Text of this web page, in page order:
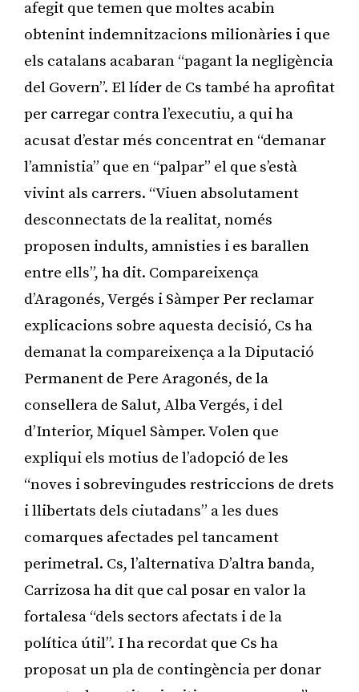
afegit que temen que moltes acabin
obtenint indemnitzacions milionàries i que
els catalans acabaran “pagant la negligència
del Govern”. El líder de Cs també ha aprofitat
per carregar contra l’executiu, a qui ha
acusat d’estar més concentrat en “demanar
l’amnistia” que en “palpar” el que s’està
vivint als carrers. “Viuen absolutament
desconnectats de la realitat, només
proposen indults, amnisties i es barallen
entre ells”, ha dit. Compareixença
d’Aragonés, Vergés i Sàmper Per reclamar
explicacions sobre aquesta decisió, Cs ha
demanat la compareixença a la Diputació
Permanent de Pere Aragonés, de la
consellera de Salut, Alba Vergés, i del
d’Interior, Miquel Sàmper. Volen que
expliqui els motius de l’adopció de les
“noves i sobrevingudes restriccions de drets
i llibertats dels ciutadans” a les dues
comarques afectades pel tancament
perimetral. Cs, l’alternativa D’altra banda,
Carrizosa ha dit que cal posar en valor la
fortalesa “dels sectors afectats i de la
política útil”. I ha recordat que Cs ha
proposat un pla de contingència per donar